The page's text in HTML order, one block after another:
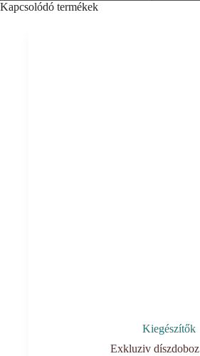
Kapcsolódó termékek
Kiegészítők
Exkluziv díszdoboz